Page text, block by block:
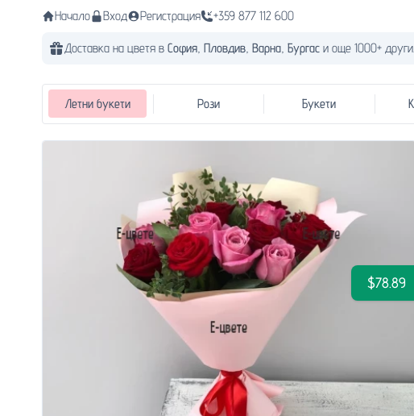
Начало Вход Регистрация +359 877 112 600
Доставка на цветя в София, Пловдив, Варна, Бургас и още 1000+ други.
Летни букети Рози Букети
$78.89